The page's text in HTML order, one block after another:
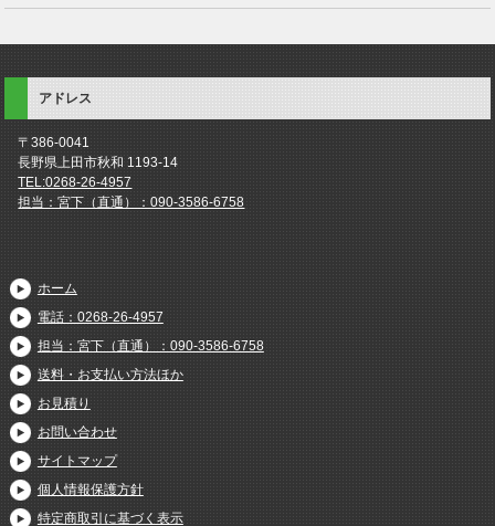
アドレス
〒386-0041
長野県上田市秋和 1193-14
TEL:0268-26-4957
担当：宮下（直通）：090-3586-6758
ホーム
電話：0268-26-4957
担当：宮下（直通）：090-3586-6758
送料・お支払い方法ほか
お見積り
お問い合わせ
サイトマップ
個人情報保護方針
特定商取引に基づく表示